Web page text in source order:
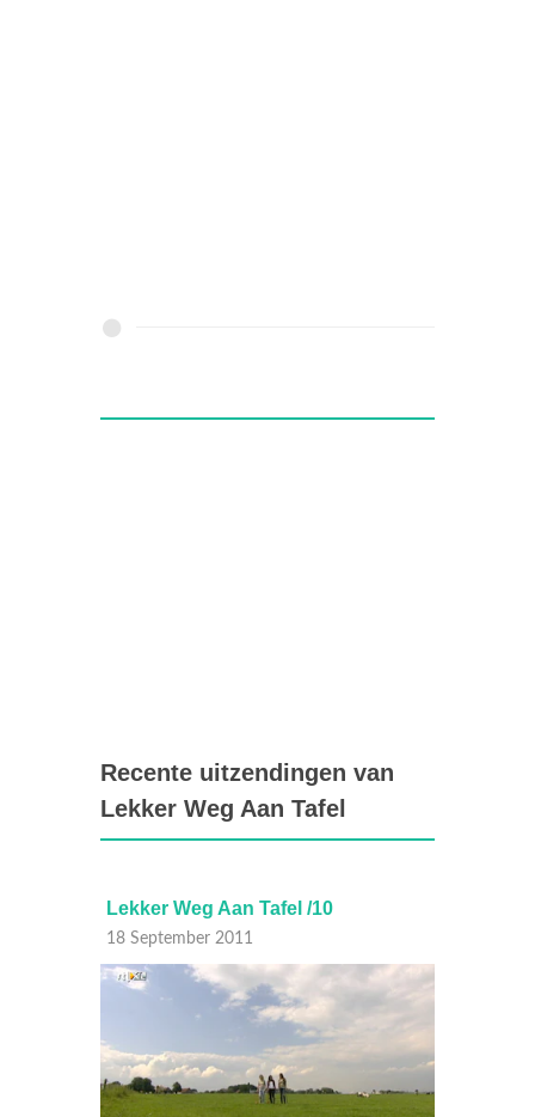
Recente uitzendingen van
Lekker Weg Aan Tafel
Lekker Weg Aan Tafel /10
18 September 2011